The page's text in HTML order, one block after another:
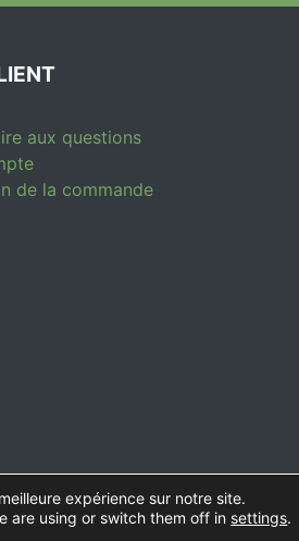
aux questions
de la commande
- Réalisé parSylvain Nascimento
expérience sur notre site.
are using or switch them off in settings.